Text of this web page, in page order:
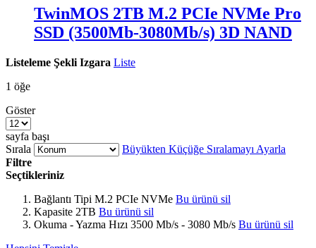
TwinMOS 2TB M.2 PCIe NVMe Pro
SSD (3500Mb-3080Mb/s) 3D NAND
Listeleme Şekli Izgara Liste
1 öğe
Göster
sayfa başı
Sırala
Büyükten Küçüğe Sıralamayı Ayarla
Filtre
Seçtikleriniz
Bağlantı Tipi M.2 PCIe NVMe Bu ürünü sil
Kapasite 2TB Bu ürünü sil
Okuma - Yazma Hızı 3500 Mb/s - 3080 Mb/s Bu ürünü sil